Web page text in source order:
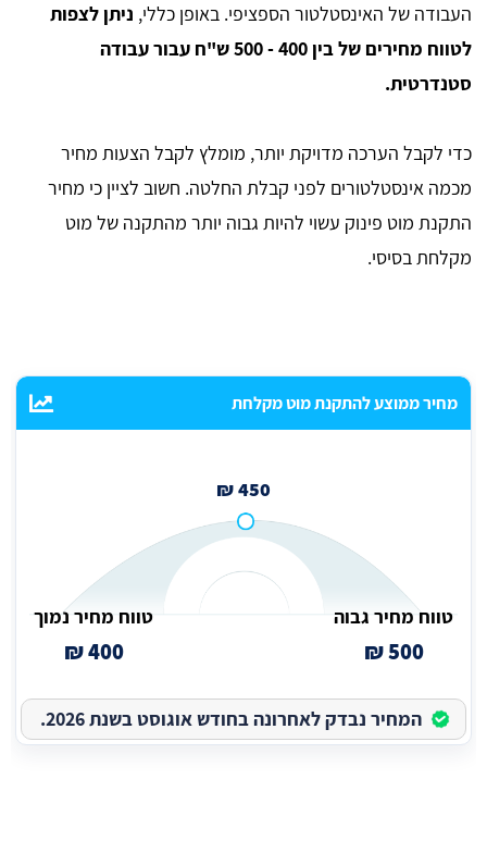
העבודה של האינסטלטור הספציפי. באופן כללי, ניתן לצפות
לטווח מחירים של בין 400 - 500 ש"ח עבור עבודה
סטנדרטית.
כדי לקבל הערכה מדויקת יותר, מומלץ לקבל הצעות מחיר
מכמה אינסטלטורים לפני קבלת החלטה. חשוב לציין כי מחיר
התקנת מוט פינוק עשוי להיות גבוה יותר מהתקנה של מוט
מקלחת בסיסי.
מחיר ממוצע להתקנת מוט מקלחת
450 ₪
טווח מחיר גבוה
500 ₪
טווח מחיר נמוך
400 ₪
המחיר נבדק לאחרונה בחודש אוגוסט בשנת 2026.